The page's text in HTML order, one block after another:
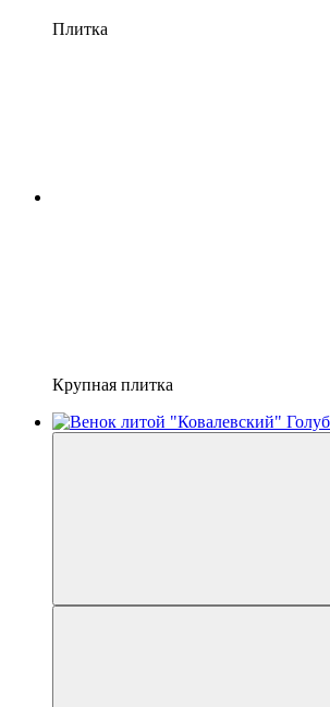
Плитка
Крупная плитка